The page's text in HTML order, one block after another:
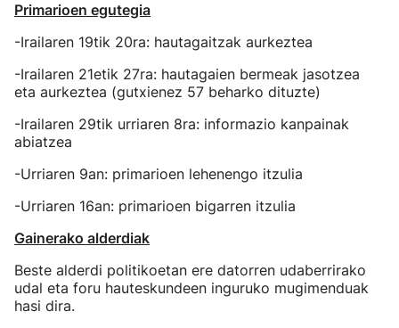
Primarioen egutegia
-Irailaren 19tik 20ra: hautagaitzak aurkeztea
-Irailaren 21etik 27ra: hautagaien bermeak jasotzea
eta aurkeztea (gutxienez 57 beharko dituzte)
-Irailaren 29tik urriaren 8ra: informazio kanpainak
abiatzea
-Urriaren 9an: primarioen lehenengo itzulia
-Urriaren 16an: primarioen bigarren itzulia
Gainerako alderdiak
Beste alderdi politikoetan ere datorren udaberrirako
udal eta foru hauteskundeen inguruko mugimenduak
hasi dira.